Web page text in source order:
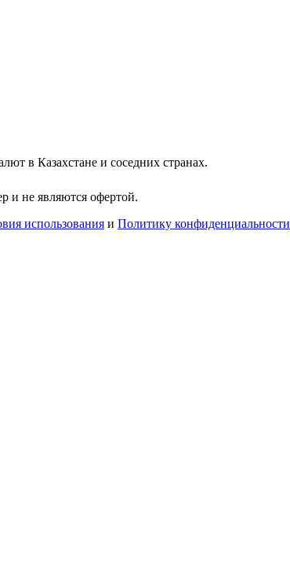
в Казахстане и соседних странах.
и не являются офертой.
использования и Политику конфиденциальности